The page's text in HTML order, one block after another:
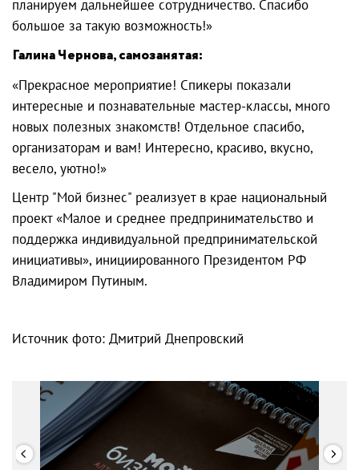
планируем дальнейшее сотрудничество. Спасибо
большое за такую возможность!»
Галина Чернова, самозанятая:
«Прекрасное мероприятие! Спикеры показали
интересные и познавательные мастер-классы, много
новых полезных знакомств! Отдельное спасибо,
организаторам и вам! Интересно, красиво, вкусно,
весело, уютно!»
Центр "Мой бизнес" реализует в крае национальный
проект «Малое и среднее предпринимательство и
поддержка индивидуальной предпринимательской
инициативы», инициированного Президентом РФ
Владимиром Путиным.
Источник фото: Дмитрий Днепровский